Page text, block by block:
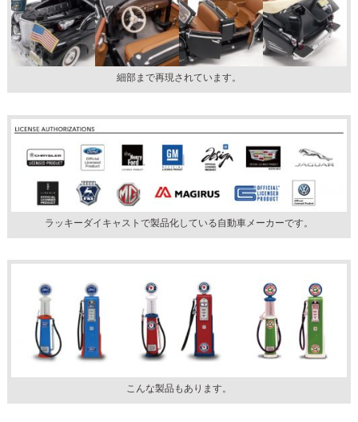
細部まで再現されています。
ラッキーダイキャストで製品化している自動車メーカーです。
こんな製品もあります。